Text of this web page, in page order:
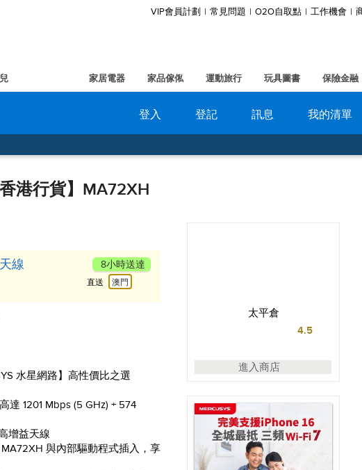
VIP會員計劃 常見問題 O2O自取點 工作機會
家居電器 家品傢俬 運動旅行 玩具圖書 保險金融
登入 登記 訊息 我的清單
港行貨】MA72XH
線 8小時送達
直送 澳門
水星網路】高性價比之選
達 1201 Mbps (5 GHz) + 574
增益天線
與內部驅動程式插入，享
太平倉
4.5
進入商店